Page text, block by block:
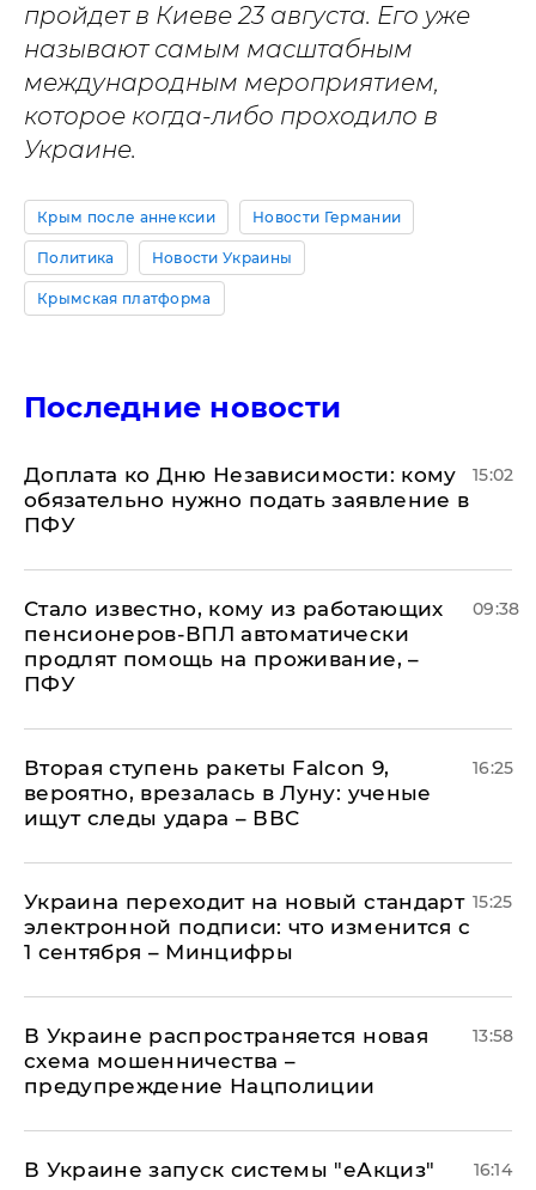
пройдет в Киеве 23 августа. Его уже
называют самым масштабным
международным мероприятием,
которое когда-либо проходило в
Украине.
Крым после аннексии Новости Германии
Политика Новости Украины
Крымская платформа
Последние новости
Доплата ко Дню Независимости: кому
обязательно нужно подать заявление в
ПФУ
15:02
Стало известно, кому из работающих
пенсионеров-ВПЛ автоматически
продлят помощь на проживание, –
ПФУ
09:38
Вторая ступень ракеты Falcon 9,
вероятно, врезалась в Луну: ученые
ищут следы удара – ВВС
16:25
Украина переходит на новый стандарт
электронной подписи: что изменится с
1 сентября – Минцифры
15:25
В Украине распространяется новая
схема мошенничества –
предупреждение Нацполиции
13:58
В Украине запуск системы "еАкциз"
16:14